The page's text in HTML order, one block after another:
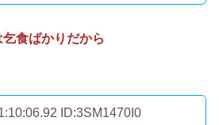
食ばかりだから
ID:3SM1470I0